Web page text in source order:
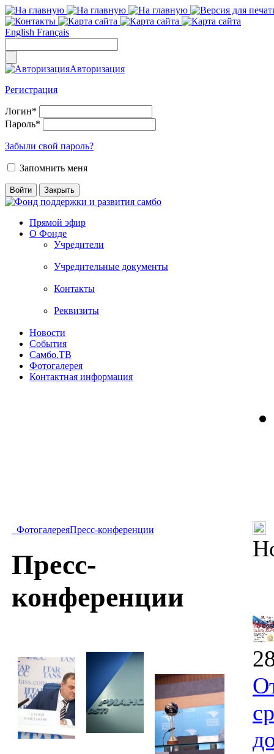
English Français
Авторизация
Регистрация
Логин*
Пароль*
Забыли свой пароль?
Запомнить меня
Прямой эфир
О Фонде
Учредители
Учредительные документы
Контакты
Реквизиты
Новости
События
Самбо.ТВ
Фотогалерея
Контактная информация
ФотогалереяПресс-конференции
Пресс-
конференции